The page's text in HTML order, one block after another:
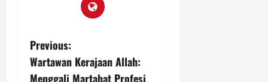
P
o
Previous:
Wartawan Kerajaan Allah:
Menggali Martabat Profesi